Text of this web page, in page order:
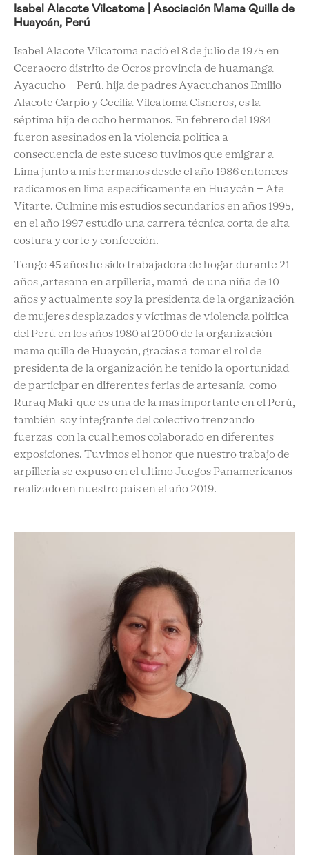
Isabel Alacote Vilcatoma | Asociación Mama Quilla de
Huaycán, Perú
Isabel Alacote Vilcatoma nació el 8 de julio de 1975 en
Cceraocro distrito de Ocros provincia de huamanga-
Ayacucho – Perú. hija de padres Ayacuchanos Emilio
Alacote Carpio y Cecilia Vilcatoma Cisneros, es la
séptima hija de ocho hermanos. En febrero del 1984
fueron asesinados en la violencia política a
consecuencia de este suceso tuvimos que emigrar a
Lima junto a mis hermanos desde el año 1986 entonces
radicamos en lima específicamente en Huaycán – Ate
Vitarte. Culmine mis estudios secundarios en años 1995,
en el año 1997 estudio una carrera técnica corta de alta
costura y corte y confección.
Tengo 45 años he sido trabajadora de hogar durante 21
años ,artesana en arpilleria, mamá de una niña de 10
años y actualmente soy la presidenta de la organización
de mujeres desplazados y víctimas de violencia política
del Perú en los años 1980 al 2000 de la organización
mama quilla de Huaycán, gracias a tomar el rol de
presidenta de la organización he tenido la oportunidad
de participar en diferentes ferias de artesanía como
Ruraq Maki que es una de la mas importante en el Perú,
también soy integrante del colectivo trenzando
fuerzas con la cual hemos colaborado en diferentes
exposiciones. Tuvimos el honor que nuestro trabajo de
arpilleria se expuso en el ultimo Juegos Panamericanos
realizado en nuestro país en el año 2019.